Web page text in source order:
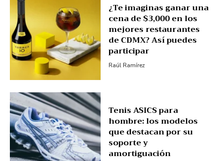
¿Te imaginas ganar una
cena de $3,000 en los
mejores restaurantes
de CDMX? Así puedes
participar
Raúl Ramírez
Tenis ASICS para
hombre: los modelos
que destacan por su
soporte y
amortiguación